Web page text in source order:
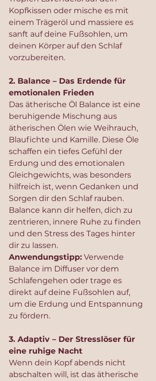
Kopfkissen oder mische es mit
einem Trägeröl und massiere es
sanft auf deine Fußsohlen, um
deinen Körper auf den Schlaf
vorzubereiten.
2. Balance – Das Erdende für
emotionalen Frieden
Das ätherische Öl Balance ist eine
beruhigende Mischung aus
ätherischen Ölen wie Weihrauch,
Blaufichte und Kamille. Diese Öle
schaffen ein tiefes Gefühl der
Erdung und des emotionalen
Gleichgewichts, was besonders
hilfreich ist, wenn Gedanken und
Sorgen dir den Schlaf rauben.
Balance kann dir helfen, dich zu
zentrieren, innere Ruhe zu finden
und den Stress des Tages hinter
dir zu lassen.
Anwendungstipp: Verwende
Balance im Diffuser vor dem
Schlafengehen oder trage es
direkt auf deine Fußsohlen auf,
um die Erdung und Entspannung
zu fördern.
3. Adaptiv – Der Stresslöser für
eine ruhige Nacht
Wenn dein Kopf abends nicht
abschalten will, ist das ätherische